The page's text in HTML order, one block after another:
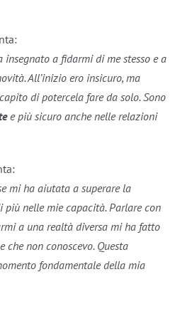
insegnato a fidarmi di me stesso e a
All’inizio ero insicuro, ma
di potercela fare da solo. Sono
e più sicuro anche nelle relazioni
mi ha aiutata a superare la
più nelle mie capacità. Parlare con
a una realtà diversa mi ha fatto
che non conoscevo. Questa
fondamentale della mia